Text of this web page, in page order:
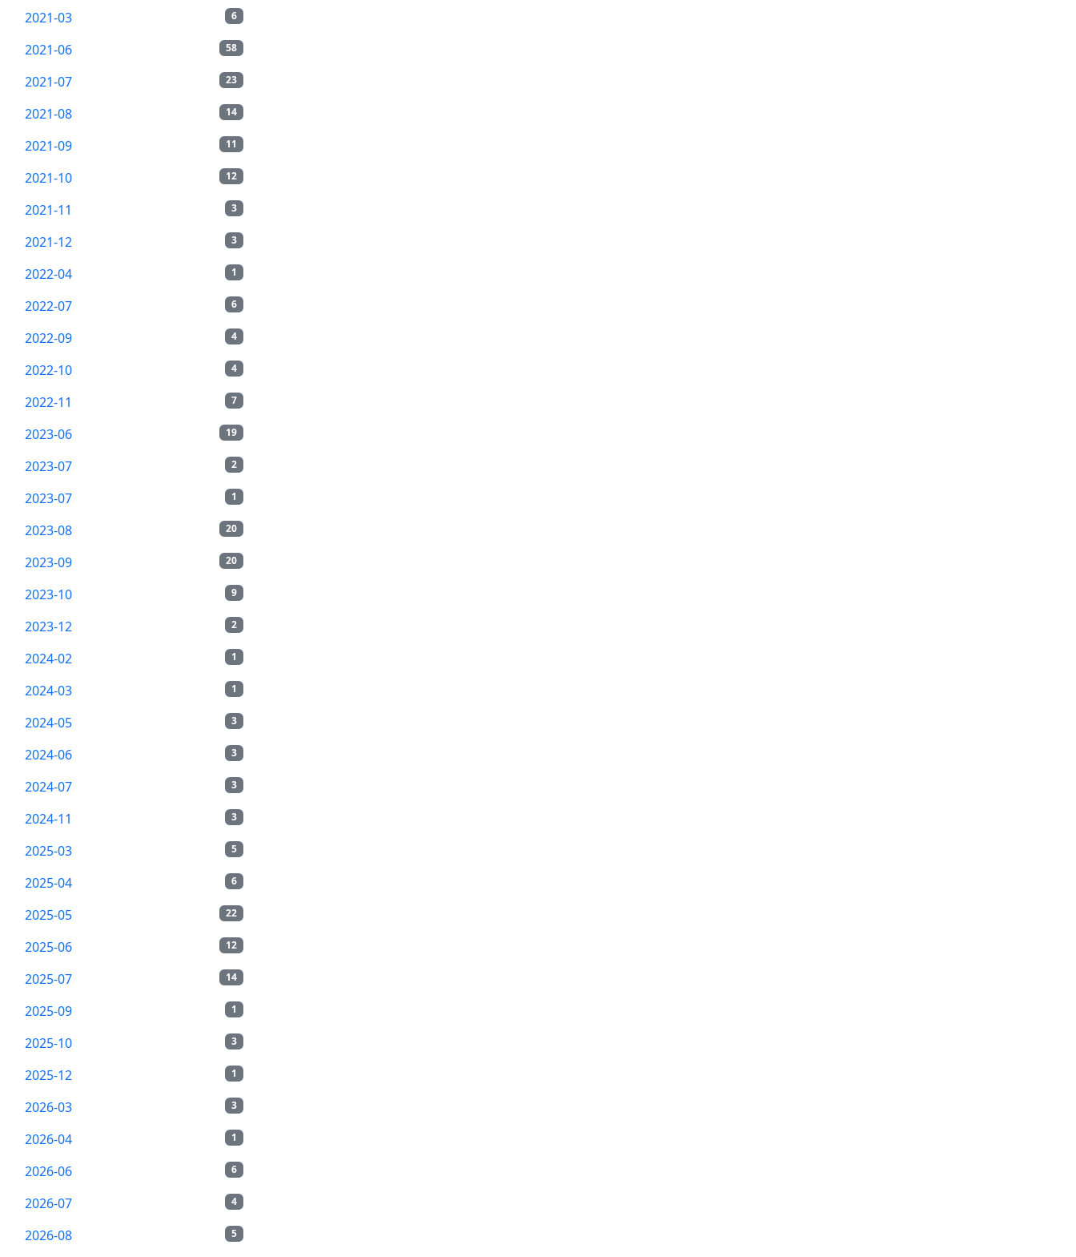
6
2021-03
58
2021-06
23
2021-07
14
2021-08
11
2021-09
12
2021-10
3
2021-11
3
2021-12
1
2022-04
6
2022-07
4
2022-09
4
2022-10
7
2022-11
19
2023-06
2
2023-07
1
2023-07
20
2023-08
20
2023-09
9
2023-10
2
2023-12
1
2024-02
1
2024-03
3
2024-05
3
2024-06
3
2024-07
3
2024-11
5
2025-03
6
2025-04
22
2025-05
12
2025-06
14
2025-07
1
2025-09
3
2025-10
1
2025-12
3
2026-03
1
2026-04
6
2026-06
4
2026-07
5
2026-08